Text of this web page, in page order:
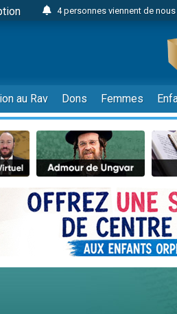
4 personnes viennent de
Odaya vient de donner son
3 personnes viennent de
3 personnes viennent de
13 personnes viennent de
2 personnes viennent de
30 personnes viennent
Il reste 49 places pour
12 nouvelles musiques
3 personnes viennent de
2 personnes viennent de
3 personnes viennent de
8 personnes viennent de
au Rav Dons Femmes